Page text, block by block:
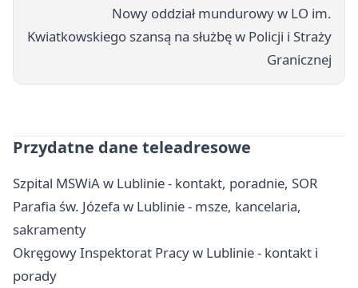
Nowy oddział mundurowy w LO im.
Kwiatkowskiego szansą na służbę w Policji i Straży
Granicznej
Przydatne dane teleadresowe
Szpital MSWiA w Lublinie - kontakt, poradnie, SOR
Parafia św. Józefa w Lublinie - msze, kancelaria,
sakramenty
Okręgowy Inspektorat Pracy w Lublinie - kontakt i
porady